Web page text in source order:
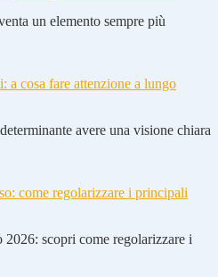
un elemento sempre più
a cosa fare attenzione a lungo
avere una visione chiara
come regolarizzare i principali
scopri come regolarizzare i